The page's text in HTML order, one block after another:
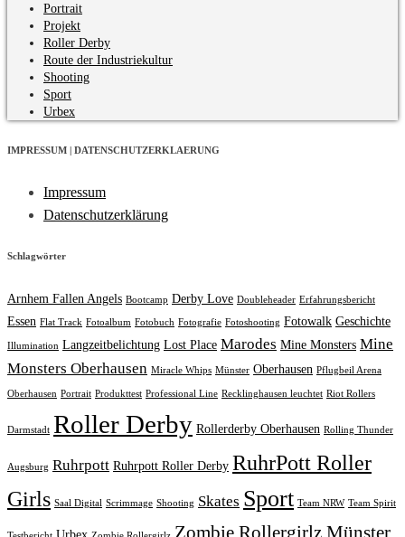
Portrait
Projekt
Roller Derby
Route der Industriekultur
Shooting
Sport
Urbex
IMPRESSUM | DATENSCHUTZERKLAERUNG
Impressum
Datenschutzerklärung
Schlagwörter
Arnhem Fallen Angels Bootcamp Derby Love Doubleheader Erfahrungsbericht
Essen Flat Track Fotoalbum Fotobuch Fotografie Fotoshooting Fotowalk Geschichte
Illumination Langzeitbelichtung Lost Place Marodes Mine Monsters Mine
Monsters Oberhausen Miracle Whips Münster Oberhausen Pflugbeil Arena
Oberhausen Portrait Produkttest Professional Line Recklinghausen leuchtet Riot Rollers
Darmstadt Roller Derby Rollerderby Oberhausen Rolling Thunder
Augsburg Ruhrpott Ruhrpott Roller Derby RuhrPott Roller
Girls Saal Digital Scrimmage Shooting Skates Sport Team NRW Team Spirit
Urbex Zombie Rollergirlz Münster